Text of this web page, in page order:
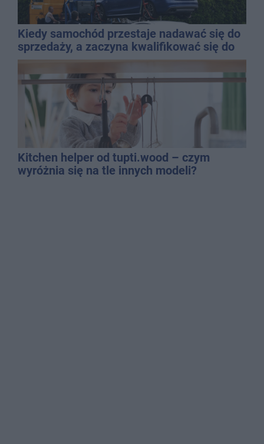
Kiedy samochód przestaje nadawać się do
sprzedaży, a zaczyna kwalifikować się do
kasacji?
Kitchen helper od tupti.wood – czym
wyróżnia się na tle innych modeli?